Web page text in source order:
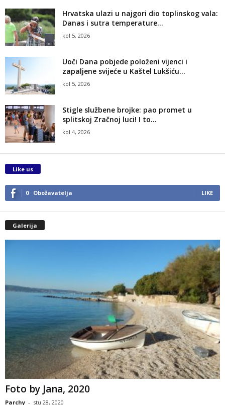
Hrvatska ulazi u najgori dio toplinskog vala:
Danas i sutra temperature...
kol 5, 2026
Uoči Dana pobjede položeni vijenci i
zapaljene svijeće u Kaštel Lukšiću...
kol 5, 2026
Stigle službene brojke: pao promet u
splitskoj Zračnoj luci! I to...
kol 4, 2026
Like us
0 Obožavatelja LIKE
Galerija
Foto by Jana, 2020
Parchy - stu 28, 2020